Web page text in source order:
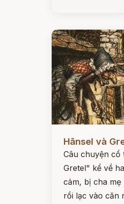
Hãnsel và
Câu chuyện cổ
Gretel" kể về
cảm, bị cha
rồi lạc vào căn